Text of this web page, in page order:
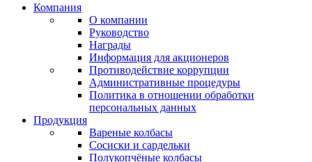
Компания
О компании
Руководство
Награды
Информация для акционеров
Противодействие коррупции
Административные процедуры
Политика в отношении обработки
персональных данных
Продукция
Вареные колбасы
Сосиски и сардельки
Полукопчёные колбасы